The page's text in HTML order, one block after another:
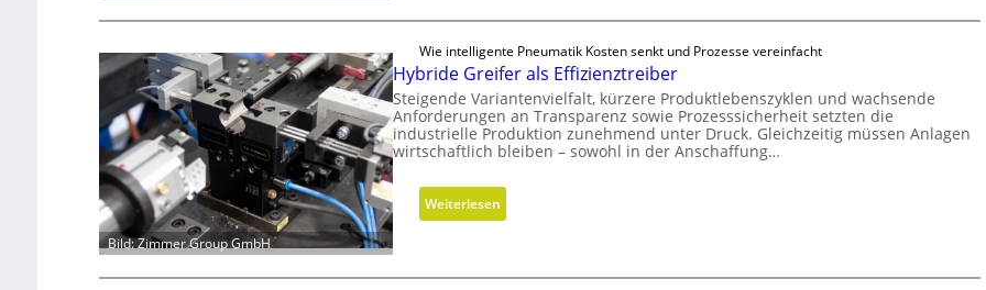
r
i
n
g
r
ß
e
d
e
n
f
ü
r
n
a
c
a
Bild: Zimmer Group GmbH
Wie intelligente Pneumatik Kosten senkt und Prozesse vereinfacht
Hybride Greifer als Effizienztreiber
Steigende Variantenvielfalt, kürzere Produktlebenszyklen und wachsende
Anforderungen an Transparenz sowie Prozesssicherheit setzten die
industrielle Produktion zunehmend unter Druck. Gleichzeitig müssen Anlagen
wirtschaftlich bleiben – sowohl in der Anschaffung…
Weiterlesen:
H